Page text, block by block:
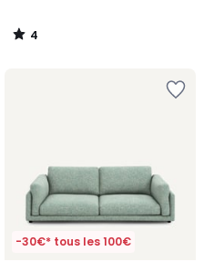
4
/
-30€* tous les 100€